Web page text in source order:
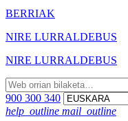
BERRIAK
NIRE LURRALDEBUS
NIRE LURRALDEBUS
900 300 340
help_outline mail_outline